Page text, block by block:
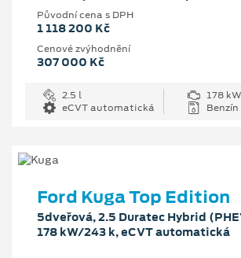
Původní cena s DPH
1 118 200 Kč
Cenové zvýhodnění
307 000 Kč
2.5 l
178
eCVT automatická
Benzín
Ford Kuga Top Edition
5dveřová, 2.5 Duratec Hybrid
178 kW/243 k, eCVT automatická